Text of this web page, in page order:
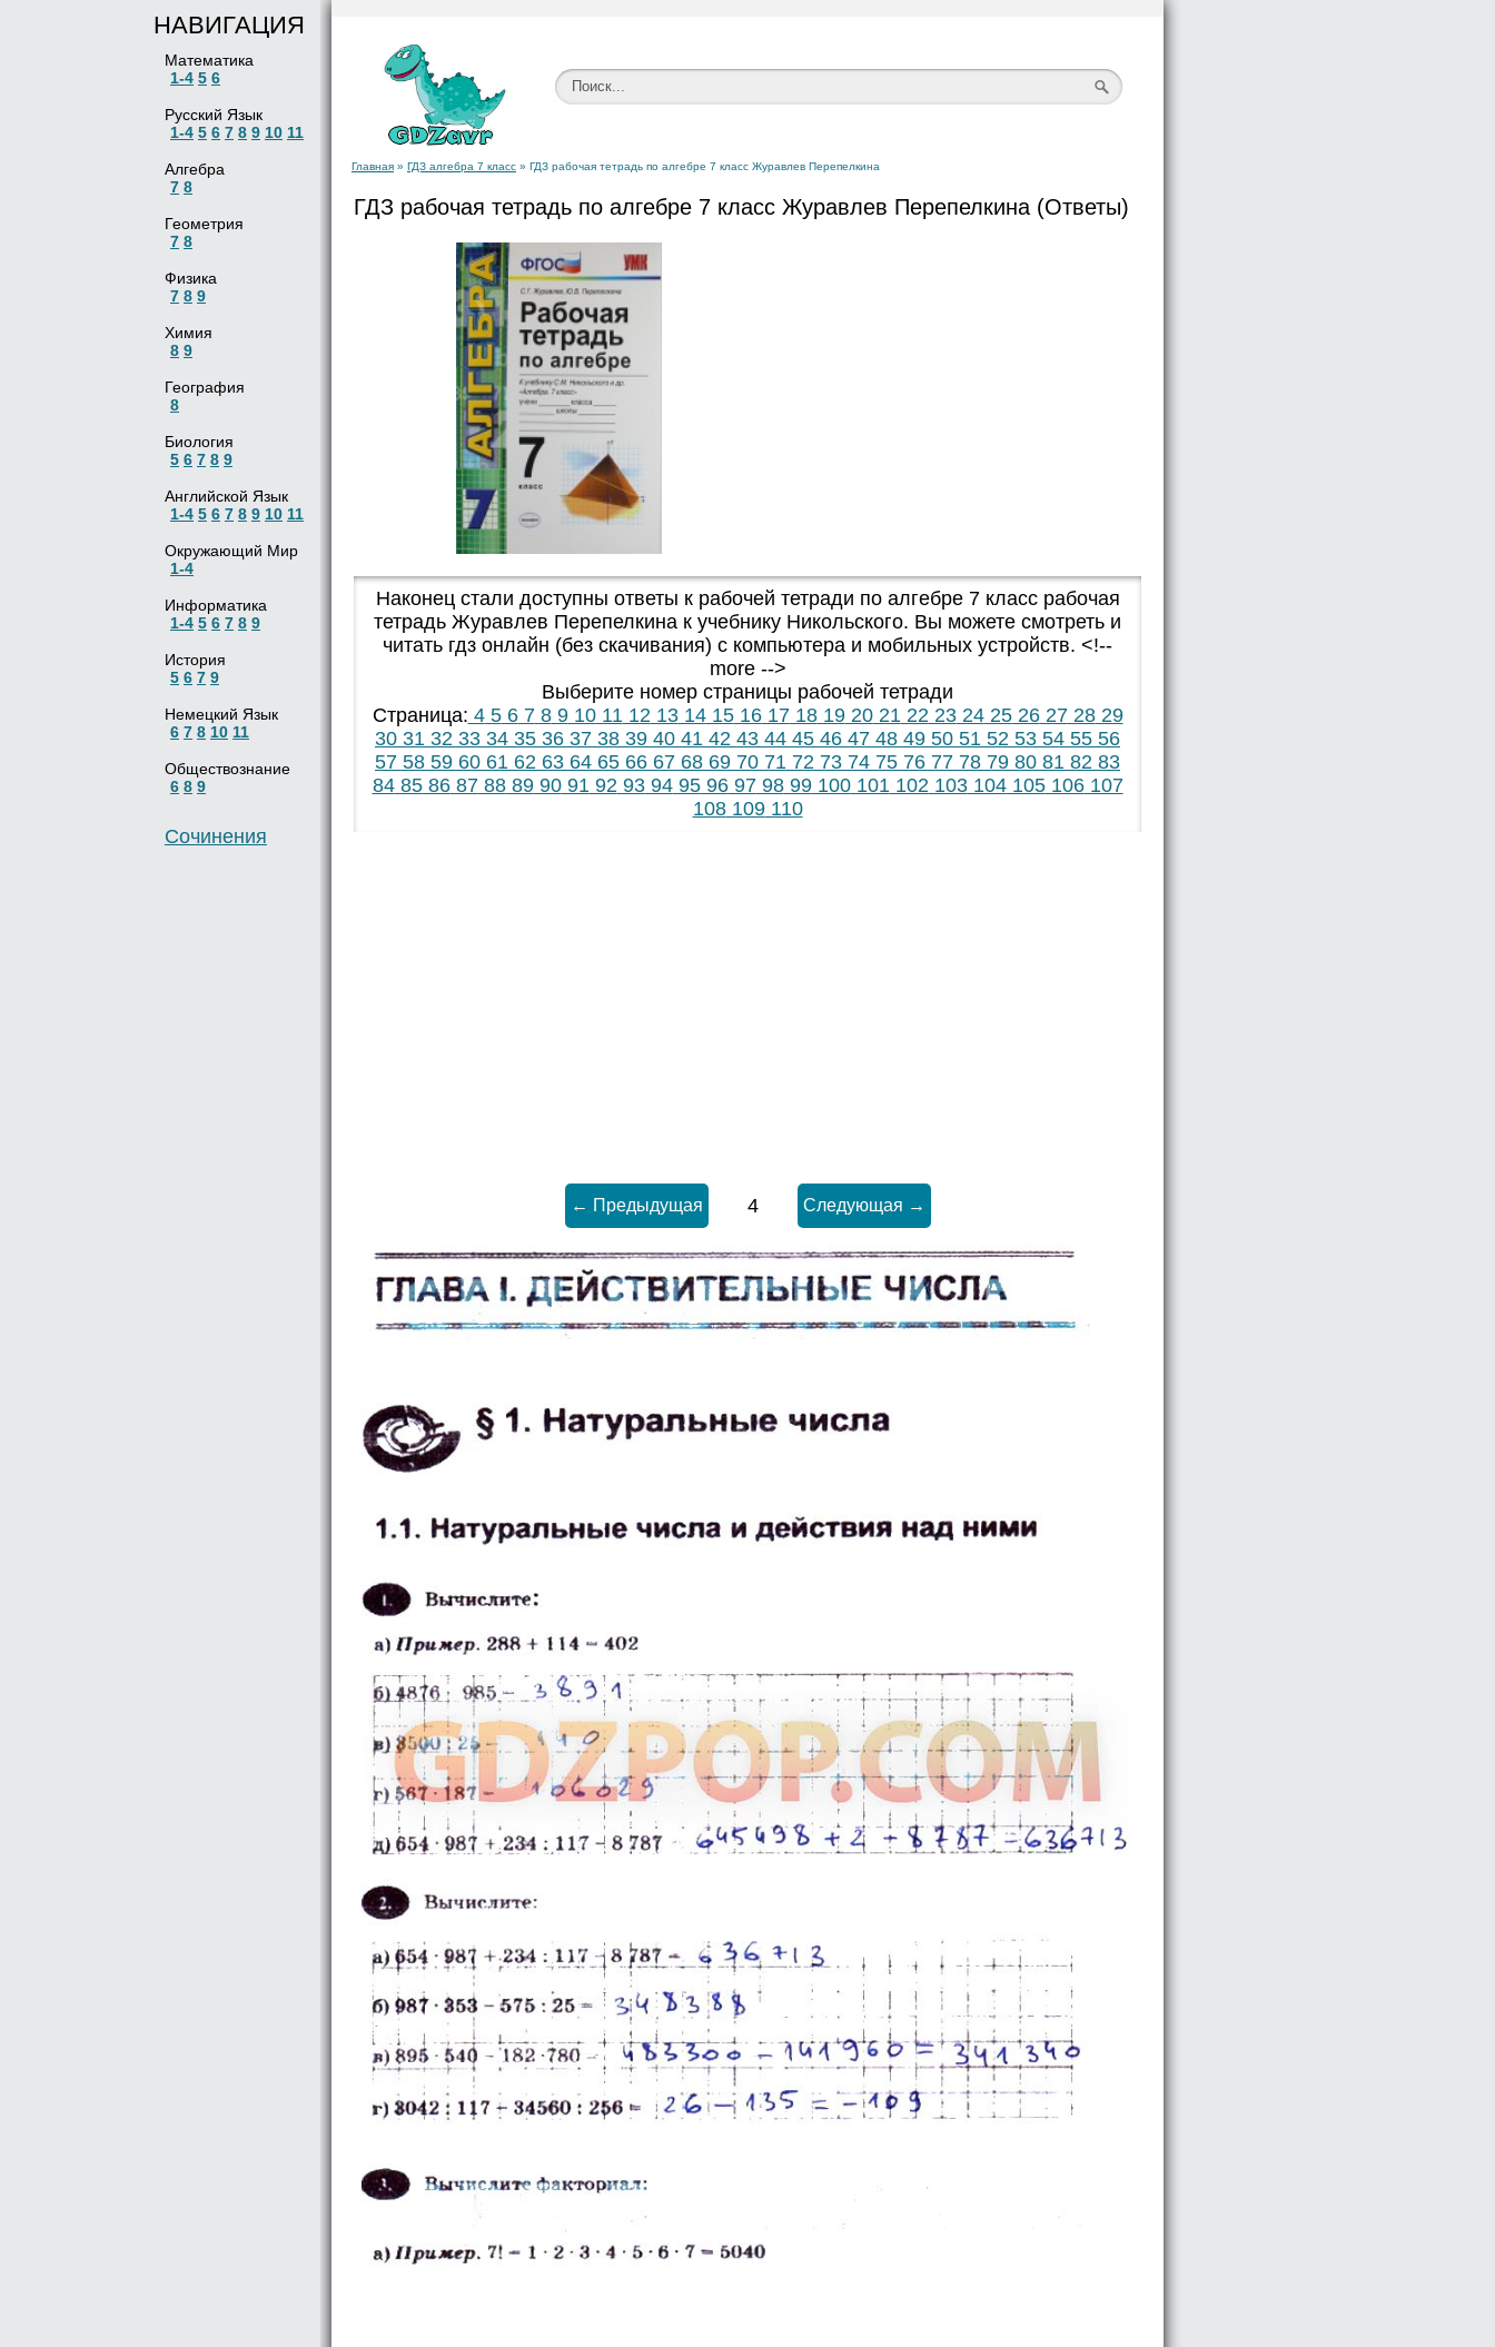
НАВИГАЦИЯ
Математика
1-4 5 6
Русский Язык
1-4 5 6 7 8 9 10 11
Алгебра
7 8
Геометрия
7 8
Физика
7 8 9
Химия
8 9
География
8
Биология
5 6 7 8 9
Английской Язык
1-4 5 6 7 8 9 10 11
Окружающий Мир
1-4
Информатика
1-4 5 6 7 8 9
История
5 6 7 9
Немецкий Язык
6 7 8 10 11
Обществознание
6 8 9
Сочинения
Главная » ГДЗ алгебра 7 класс » ГДЗ рабочая тетрадь по алгебре 7 класс Журавлев Перепелкина
ГДЗ рабочая тетрадь по алгебре 7 класс Журавлев Перепелкина (Ответы)
Наконец стали доступны ответы к рабочей тетради по алгебре 7 класс рабочая
тетрадь Журавлев Перепелкина к учебнику Никольского. Вы можете смотреть и
читать гдз онлайн (без скачивания) с компьютера и мобильных устройств. <!--
more -->
Выберите номер страницы рабочей тетради
Страница: 4567891011121314151617181920212223242526272829
30 31 32 33 34 35 36 37 38 39 40 41 42 43 44 45 46 47 48 49 50 51 52 53 54 55 56
57 58 59 60 61 62 63 64 65 66 67 68 69 70 71 72 73 74 75 76 77 78 79 80 81 82 83
84858687888990919293949596979899100101102103104105106107
108109110
← Предыдущая 4 Следующая →